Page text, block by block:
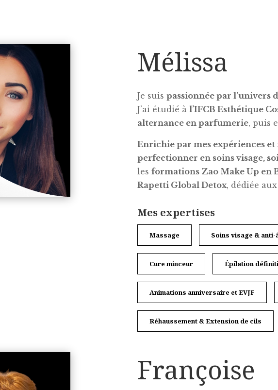
Mélissa
Je suispassionnée par l’univers
J’ai étudié àl’IFCB Esthétique
alternance en parfumerie, puis
Enrichie par mes expériences et
perfectionner en soins visage,
lesformations Zao Make Up en
Rapetti Global Detox, dédiée aux
Mes expertises
Massage Soins visage & anti-
Cure minceur Épilation
Animations anniversaire et EVJF
Réhaussement & Extension de cils
Françoise